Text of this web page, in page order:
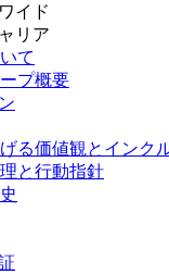
イド
リア
て
プ概要
る価値観とインク
と行動指針